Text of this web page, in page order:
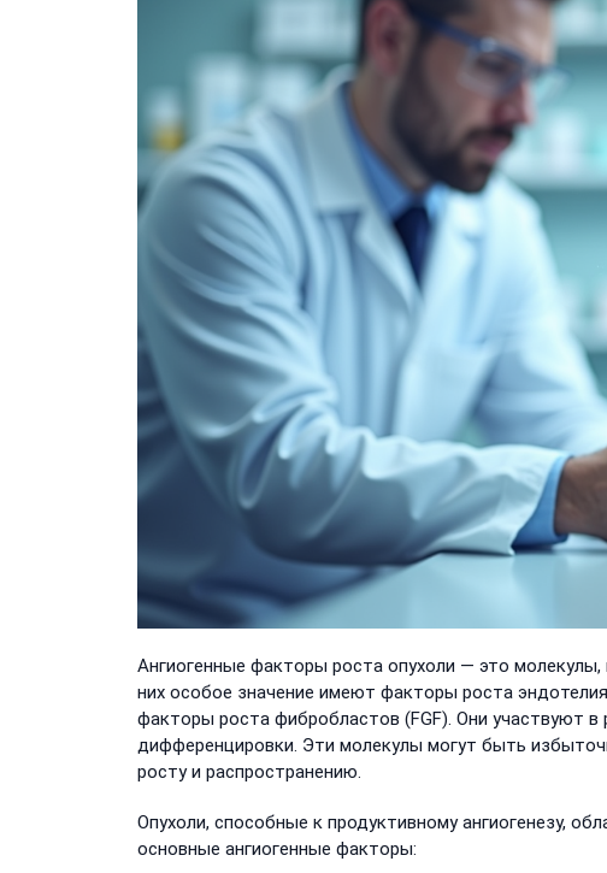
Ангиогенные факторы роста опухоли — это
них особое значение имеют факторы роста
факторы роста фибробластов (FGF). Они участвуют в
дифференцировки. Эти молекулы могут быть
росту и распространению.
Опухоли, способные к продуктивному ангиогенезу,
основные ангиогенные факторы: